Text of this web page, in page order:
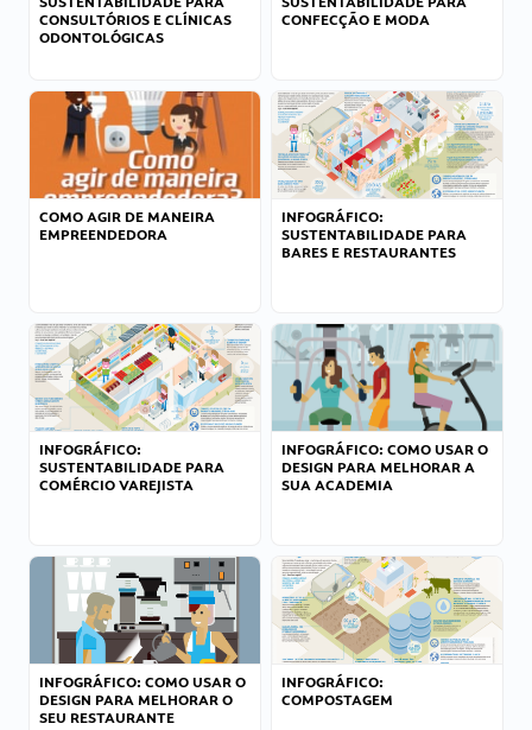
CONSULTÓRIOS E CLÍNICAS
ODONTOLÓGICAS
CONFECÇÃO E MODA
COMO AGIR DE MANEIRA
EMPREENDEDORA
INFOGRÁFICO:
SUSTENTABILIDADE PARA
BARES E RESTAURANTES
INFOGRÁFICO:
SUSTENTABILIDADE PARA
COMÉRCIO VAREJISTA
INFOGRÁFICO: COMO USAR O
DESIGN PARA MELHORAR A
SUA ACADEMIA
INFOGRÁFICO: COMO USAR O
DESIGN PARA MELHORAR O
SEU RESTAURANTE
INFOGRÁFICO:
COMPOSTAGEM